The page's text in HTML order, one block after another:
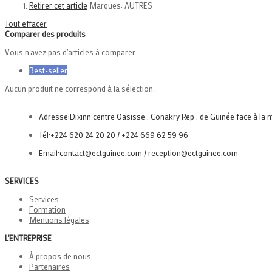
Retirer cet article Marques: AUTRES
Tout effacer
Comparer des produits
Vous n'avez pas d'articles à comparer.
Best-seller
Aucun produit ne correspond à la sélection.
Adresse:Dixinn centre Oasisse , Conakry Rep . de Guinée face à la
Tél:+224 620 24 20 20 / +224 669 62 59 96
Email:contact@ectguinee.com / reception@ectguinee.com
SERVICES
Services
Formation
Mentions légales
L'ENTREPRISE
À propos de nous
Partenaires